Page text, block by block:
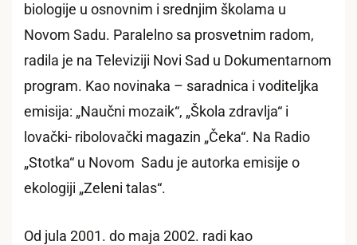
biologije u osnovnim i srednjim školama u
Novom Sadu. Paralelno sa prosvetnim radom,
radila je na Televiziji Novi Sad u Dokumentarnom
program. Kao novinaka – saradnica i voditeljka
emisija: „Naučni mozaik“, „Škola zdravlja“ i
lovački- ribolovački magazin „Čeka“. Na Radio
„Stotka“ u Novom Sadu je autorka emisije o
ekologiji „Zeleni talas“.
Od jula 2001. do maja 2002. radi kao